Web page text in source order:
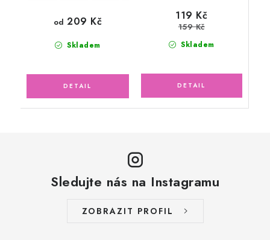
Skladem
od 209 Kč
Skladem
119 Kč
159 Kč
Sledujte nás na Instagramu
ZOBRAZIT PROFIL